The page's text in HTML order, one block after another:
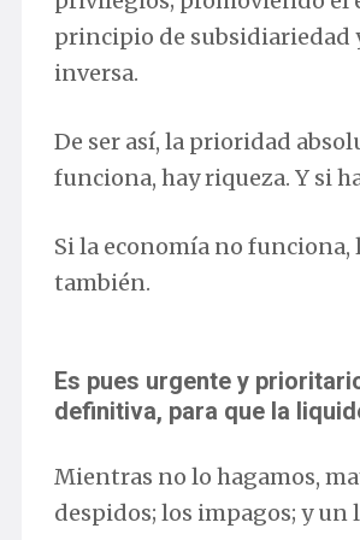
principio de subsidiariedad
inversa.
De ser así, la prioridad
funciona, hay riqueza. Y si
Si la economía no
también.
Es pues urgente y
definitiva, para que la
Mientras no lo hagamos,
despidos; los impagos; y un